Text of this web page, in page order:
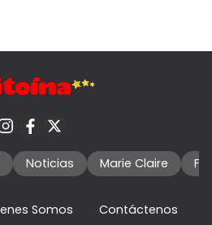
Noticias Marie Claire
Somos
Contáctenos